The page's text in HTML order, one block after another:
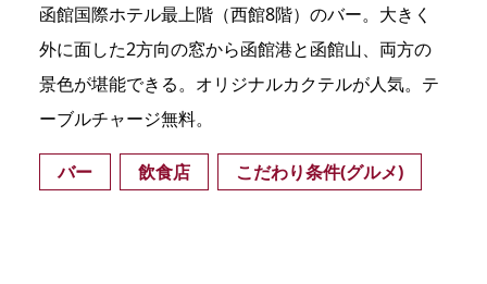
函館国際ホテル最上階（西館8階）のバー。大きく
外に面した2方向の窓から函館港と函館山、両方の
景色が堪能できる。オリジナルカクテルが人気。テ
ーブルチャージ無料。
バー 飲食店 こだわり条件(グルメ)